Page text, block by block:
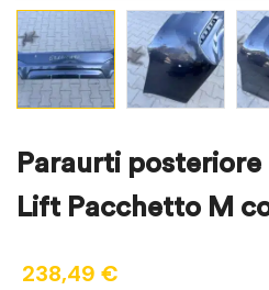
Paraurti posteriore
Lift Pacchetto M
238,49 €